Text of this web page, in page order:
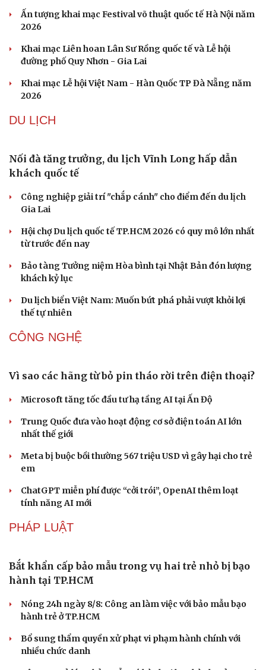
Văn hóa
Văn học
lửa?
VĂN HÓA
Cần một hệ sinh thái trách nhiệm để ngăn âm
nhạc lệch chuẩn
chuyện cùng công chúng
2026
Khai mạc Liên hoan Lân Sư Rồng quốc tế và Lễ hội
đường phố Quy Nhơn - Gia Lai
Khai mạc Lễ hội Việt Nam - Hàn Quốc TP Đà Nẵng năm
DU LỊCH
Nối đà tăng trưởng, du lịch Vĩnh Long hấp dẫn
khách quốc tế
Gia Lai
từ trước đến nay
Bảo tàng Tưởng niệm Hòa bình tại Nhật Bản đón lượng
khách kỷ lục
Du lịch biển Việt Nam: Muốn bứt phá phải vượt khỏi lợi
thế tự nhiên
CÔNG NGHỆ
Vì sao các hãng từ bỏ pin tháo rời trên điện thoại?
Microsoft tăng tốc đầu tư hạ tầng AI tại Ấn Độ
nhất thế giới
Meta bị buộc bồi thường 567 triệu USD vì gây hại cho trẻ
ChatGPT miễn phí được “cởi trói”, OpenAI thêm loạt
PHÁP LUẬT